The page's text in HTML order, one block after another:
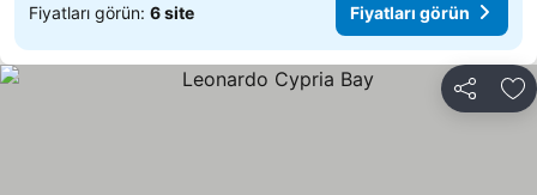
Fiyatları görün: 6 site Fiyatları görün
Paylaş